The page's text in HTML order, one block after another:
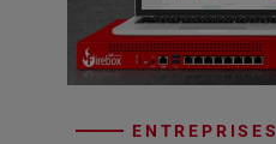
ENTREPRISES